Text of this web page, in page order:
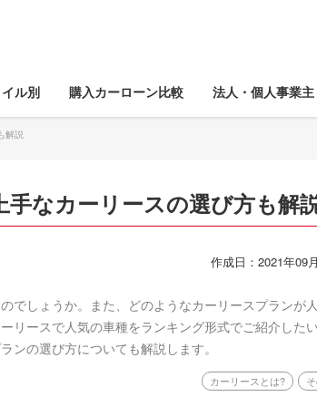
ル別 購入カーローン比較 法人・個人事業主
解説
なカーリースの選び方も解
作成日：2021年09
でしょうか。また、どのようなカーリースプランが
リースで人気の車種をランキング形式でご紹介した
ンの選び方についても解説します。
カーリースとは?